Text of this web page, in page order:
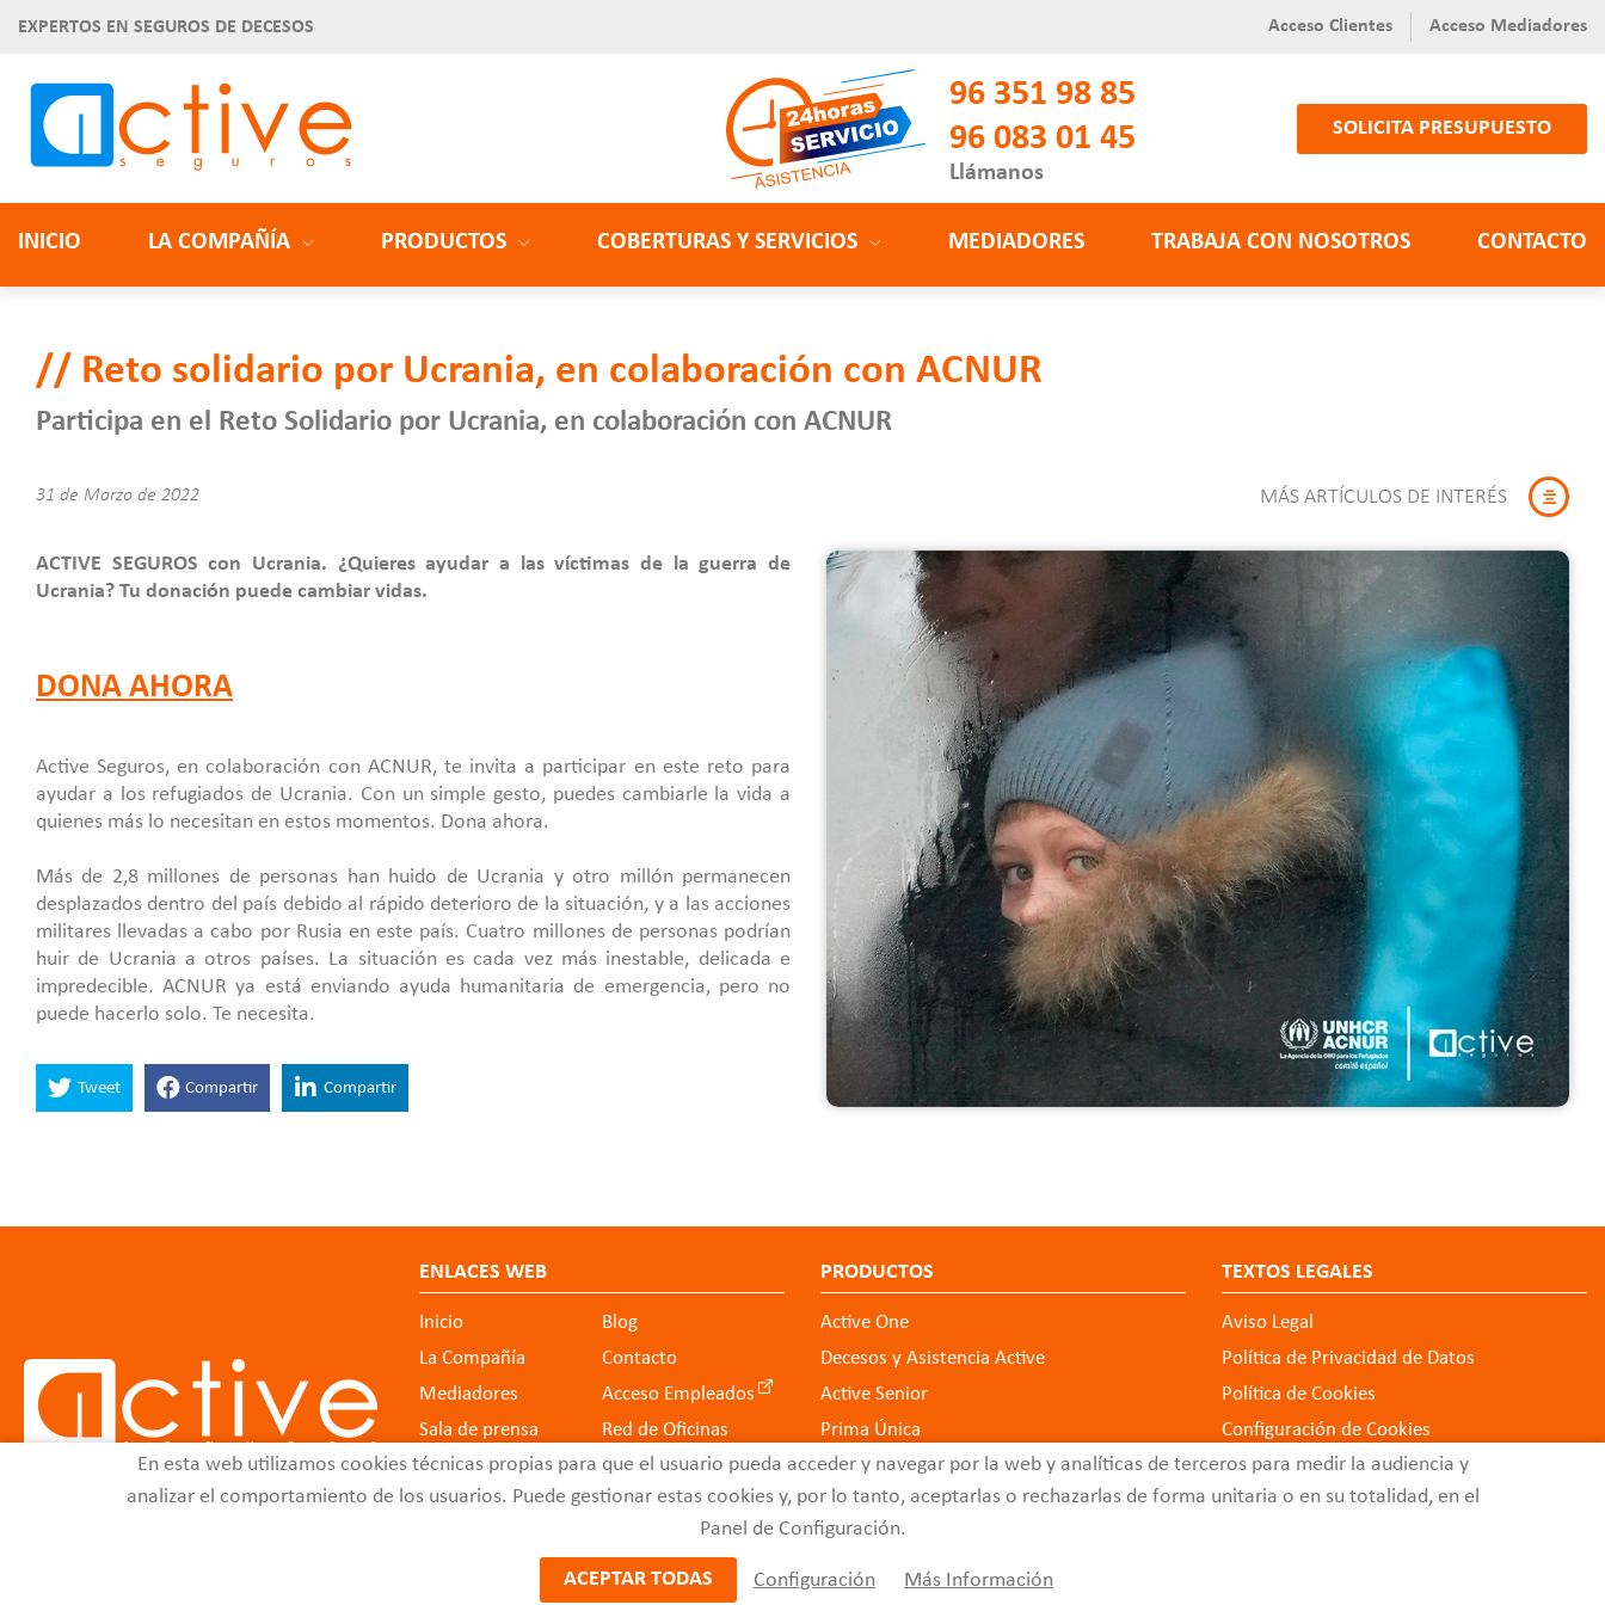
En esta web utilizamos cookies técnicas propias para que el usuario pueda acceder y navegar por la web y analíticas de terceros para medir la audiencia y
analizar el comportamiento de los usuarios. Puede gestionar estas cookies y, por lo tanto, aceptarlas o rechazarlas de forma unitaria o en su totalidad, en el
Panel de Configuración.
ACEPTAR TODAS Configuración Más Información
EXPERTOS EN SEGUROS DE DECESOS Acceso Clientes Acceso Mediadores
96 351 98 85
96 083 01 45
Llámanos
SOLICITA PRESUPUESTO
INICIO LA COMPAÑÍA PRODUCTOS COBERTURAS Y SERVICIOS MEDIADORES TRABAJA CON NOSOTROS CONTACTO
Reto solidario por Ucrania, en colaboración con ACNUR
Participa en el Reto Solidario por Ucrania, en colaboración con ACNUR
MÁS ARTÍCULOS DE INTERÉS
31 de Marzo de 2022
ACTIVE SEGUROS con Ucrania. ¿Quieres ayudar a las víctimas de la guerra de
Ucrania? Tu donación puede cambiar vidas.
DONA AHORA
Active Seguros, en colaboración con ACNUR, te invita a participar en este reto para
ayudar a los refugiados de Ucrania. Con un simple gesto, puedes cambiarle la vida a
quienes más lo necesitan en estos momentos. Dona ahora.
Más de 2,8 millones de personas han huido de Ucrania y otro millón permanecen
desplazados dentro del país debido al rápido deterioro de la situación, y a las acciones
militares llevadas a cabo por Rusia en este país. Cuatro millones de personas podrían
huir de Ucrania a otros países. La situación es cada vez más inestable, delicada e
impredecible. ACNUR ya está enviando ayuda humanitaria de emergencia, pero no
puede hacerlo solo. Te necesita.
Tweet Compartir Compartir
ENLACES WEB
Inicio
La Compañía
Mediadores
Sala de prensa
Blog
Contacto
Acceso Empleados
Red de Oficinas
PRODUCTOS
Active One
Decesos y Asistencia Active
Active Senior
Prima Única
TEXTOS LEGALES
Aviso Legal
Política de Privacidad de Datos
Política de Cookies
Configuración de Cookies
Código Ético
Buzón de Quejas y Sugerencias
activeseguros.com © 2021 - Diseño de páginas web -EdinaDiseño Web SL